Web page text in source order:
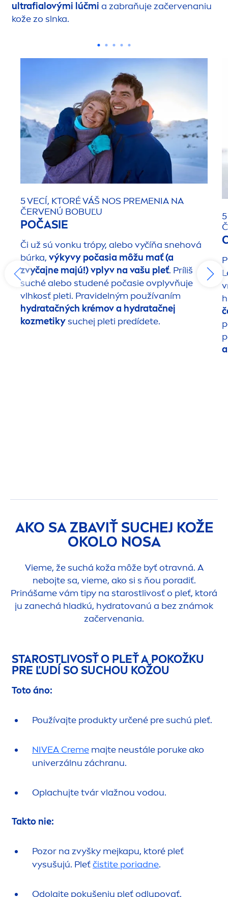
ultrafialovými lúčmi a zabraňuje začervenaniu
kože zo slnka.
5 VECÍ, KTORÉ VÁŠ NOS PREMENIA NA
ČERVENÚ BOBUĽU
POČASIE
Či už sú vonku trópy, alebo vyčíňa snehová
búrka, výkyvy počasia môžu mať (a
zvyčajne majú!) vplyv na vašu pleť. Príliš
suché alebo studené počasie ovplyvňuje
vlhkosť pleti. Pravidelným používaním
hydratačných krémov a hydratačnej
kozmetikysuchej pleti predídete.
AKO SA ZBAVIŤ SUCHEJ KOŽE
OKOLO NOSA
Vieme, že suchá koža môže byť otravná. A
nebojte sa, vieme, ako si s ňou poradiť.
Prinášame vám tipy na starostlivosť o pleť, ktorá
ju zanechá hladkú, hydratovanú a bez známok
začervenania.
STAROSTLIVOSŤ O PLEŤ A POKOŽKU
PRE ĽUDÍ SO SUCHOU KOŽOU
Toto áno:
Používajte produkty určené pre suchú pleť.
NIVEA Creme majte neustále poruke ako
univerzálnu záchranu.
Oplachujte tvár vlažnou vodou.
Takto nie:
Pozor na zvyšky mejkapu, ktoré pleť
vysušujú. Pleťčistite poriadne.
Odolajte pokušeniu pleť odlupovať.